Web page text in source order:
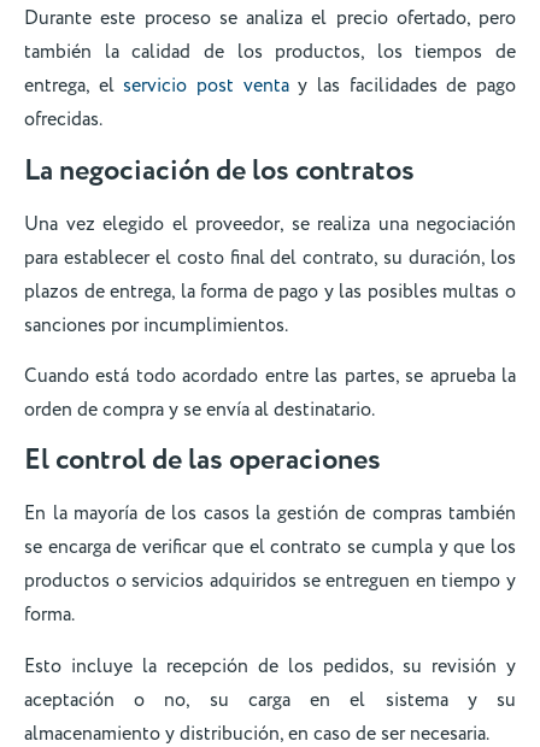
Durante este proceso se analiza el precio ofertado, pero
también la calidad de los productos, los tiempos de
entrega, el servicio post ventay las facilidades de pago
ofrecidas.
La negociación de los contratos
Una vez elegido el proveedor, se realiza una negociación
para establecer el costo final del contrato, su duración, los
plazos de entrega, la forma de pago y las posibles multas o
sanciones por incumplimientos.
Cuando está todo acordado entre las partes, se aprueba la
orden de compra y se envía al destinatario.
El control de las operaciones
En la mayoría de los casos la gestión de compras también
se encarga de verificar que el contrato se cumpla y que los
productos o servicios adquiridos se entreguen en tiempo y
forma.
Esto incluye la recepción de los pedidos, su revisión y
aceptación o no, su carga en el sistema y su
almacenamiento y distribución, en caso de ser necesaria.